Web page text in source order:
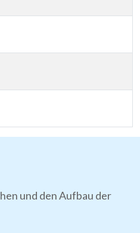
und den Aufbau der